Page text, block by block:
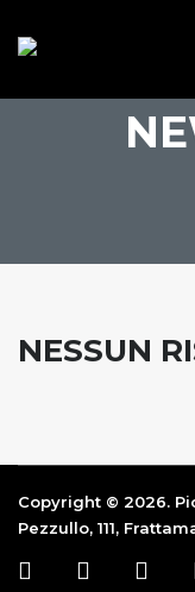
NESSUN
Copyright © 2026.
Pezzullo, 111,